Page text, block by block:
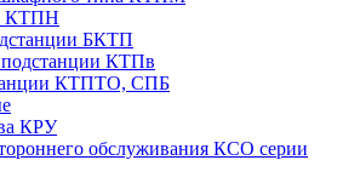
КТПН
БКТП
подстанции КТПв
КТПТО, СПБ
КРУ
обслуживания КСО серии